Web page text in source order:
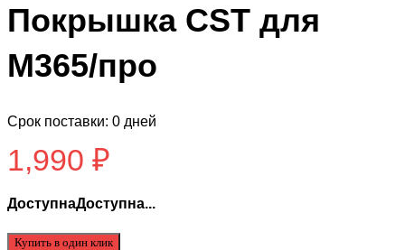
Покрышка CST для
М365/про
Срок поставки: 0 дней
1,990 ₽
ДоступнаДоступна...
Купить в один клик